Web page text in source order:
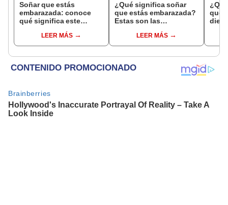
Soñar que estás
embarazada: conoce
qué significa este
LEER MÁS
¿Qué significa soñar
que estás embarazada?
Estas son las
comunesLEER MÁS
que